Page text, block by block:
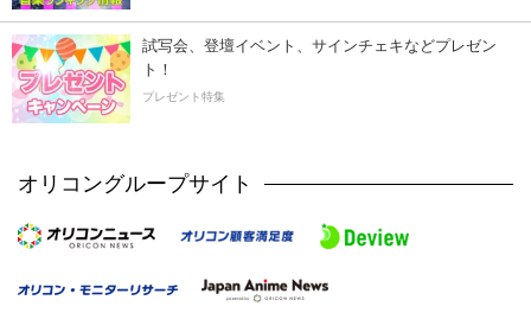
試写会、登壇イベント、サインチェキなどプレゼン
ト！
プレゼント特集
オリコングループサイト